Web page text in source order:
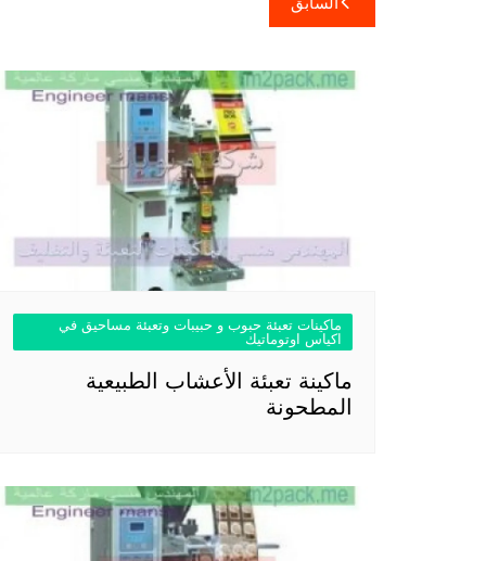
المقالات
ماكينات تعبئة حبوب و حبيبات وتعبئة مساحيق في
اكياس اوتوماتيك
ماكينة تعبئة الأعشاب الطبيعية
المطحونة